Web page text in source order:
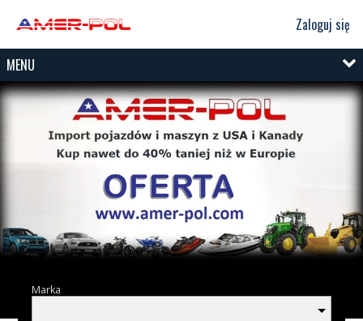
Zaloguj się
MENU
Marka